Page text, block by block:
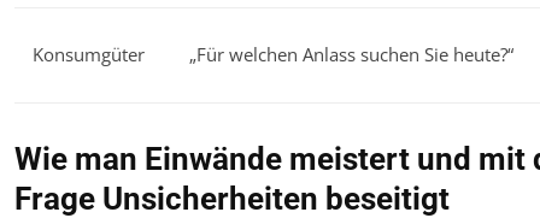
Konsumgüter „Für welchen Anlass suchen Sie heute?“
Wie man Einwände meistert und mit
Frage Unsicherheiten beseitigt